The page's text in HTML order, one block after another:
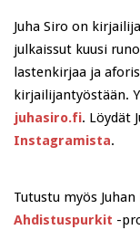
Juha Siro on
julkaissut kuusi
lastenkirjaa ja
kirjailijantyöstään.
juhasiro.fi. Löydät
Instagramista.
Tutustu myös Juhan
Ahdistuspurkit -